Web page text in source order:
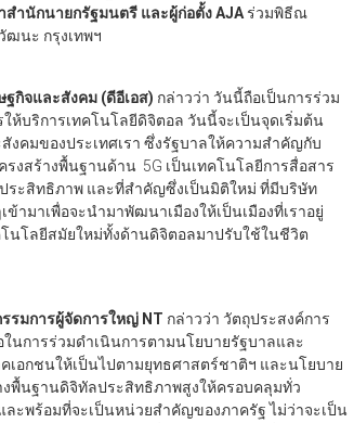
ำนักนายกรัฐมนตรี และผู้ก่อตั้ง AJA ร่วมพิธีณ
ฒนะ กรุงเทพฯ
กิจและสังคม (ดีอีเอส) กล่าวว่า วันนี้ถือเป็นการร่วม
บริการเทคโนโลยีดิจิตอล วันนี้จะเป็นจุดเริ่มต้น
คมของประเทศเรา ซึ่งรัฐบาลให้ความสำคัญกับ
รงสร้างพื้นฐานด้าน 5G เป็นเทคโนโลยีการสื่อสาร
ระสิทธิภาพ และที่สำคัญซึ่งเป็นมิติใหม่ ที่มีบริษัท
ามาเพื่อจะนำมาพัฒนาเมืองให้เป็นเมืองที่เราอยู่
นโลยีสมัยใหม่ทั้งด้านดิจิตอลมาปรับใช้ในชีวิต
รมการผู้จัดการใหญ่ NT กล่าวว่า วัตถุประสงค์การ
นการร่วมดำเนินการตามนโยบายรัฐบาลและ
เอกชนให้เป็นไปตามยุทธศาสตร์ชาติฯ และนโยบาย
พื้นฐานดิจิทัลประสิทธิภาพสูงให้ครอบคลุมทั่ว
ะพร้อมที่จะเป็นหน่วยสำคัญของภาครัฐ ไม่ว่าจะเป็น